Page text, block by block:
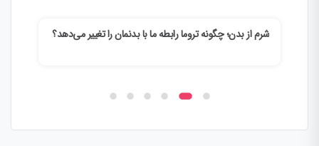
شرم از بدن؛ چگونه تروما رابطه ما با بدنمان را تغییر می‌دهد؟